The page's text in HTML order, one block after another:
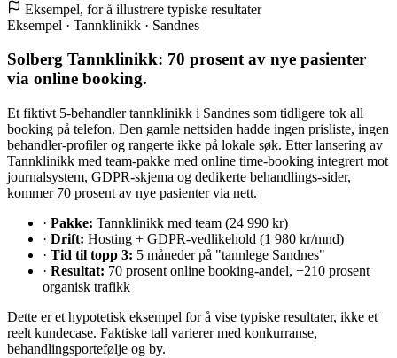
Eksempel, for å illustrere typiske resultater
Eksempel · Tannklinikk · Sandnes
Solberg Tannklinikk: 70 prosent av nye pasienter
via online booking.
Et fiktivt 5-behandler tannklinikk i Sandnes som tidligere tok all
booking på telefon. Den gamle nettsiden hadde ingen prisliste, ingen
behandler-profiler og rangerte ikke på lokale søk. Etter lansering av
Tannklinikk med team-pakke med online time-booking integrert mot
journalsystem, GDPR-skjema og dedikerte behandlings-sider,
kommer 70 prosent av nye pasienter via nett.
· Pakke: Tannklinikk med team (24 990 kr)
· Drift: Hosting + GDPR-vedlikehold (1 980 kr/mnd)
· Tid til topp 3: 5 måneder på "tannlege Sandnes"
· Resultat: 70 prosent online booking-andel, +210 prosent
organisk trafikk
Dette er et hypotetisk eksempel for å vise typiske resultater, ikke et
reelt kundecase. Faktiske tall varierer med konkurranse,
behandlingsportefølje og by.